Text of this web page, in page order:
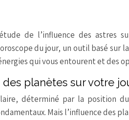
de l’influence des astres
du jour, un outil basé
qui vous entourent et des
des planètes sur votre
déterminé par la position
Mais l’influence des